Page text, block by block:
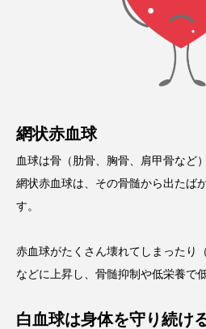
網状赤血球
血球は骨（肋骨、胸骨、肩甲骨など
網状赤血球は、その骨髄から出たば
す。
赤血球がたくさん壊れてしまったり
などに上昇し、骨髄抑制や低栄養で
白血球は身体を守り続け